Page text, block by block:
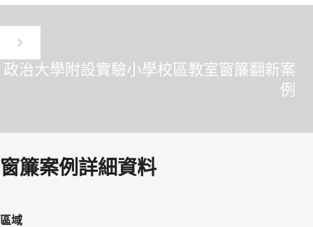
政治大學附設實驗小學校區教室窗簾翻新案
例
窗簾案例詳細資料
區域